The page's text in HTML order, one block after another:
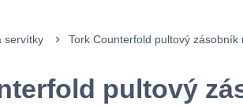
servítky Tork Counterfold pultový zásobník
pultový